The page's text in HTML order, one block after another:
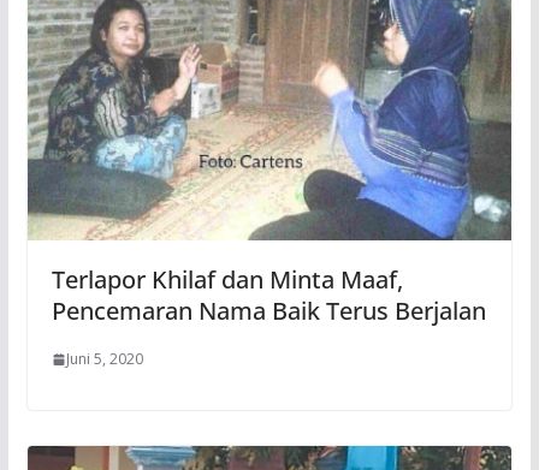
Terlapor Khilaf dan Minta Maaf,
Pencemaran Nama Baik Terus Berjalan
Juni 5, 2020